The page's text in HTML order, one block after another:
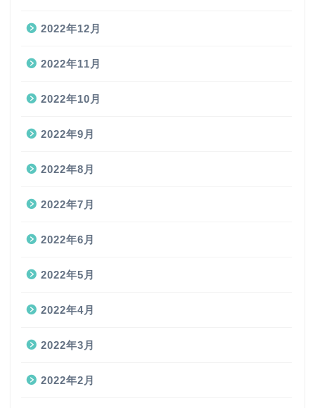
2022年12月
2022年11月
2022年10月
2022年9月
2022年8月
2022年7月
2022年6月
2022年5月
2022年4月
2022年3月
2022年2月